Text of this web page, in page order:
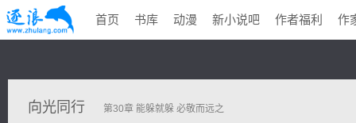
首页 书库 动漫 新小说吧 作者福利 作
向光同行 第30章 能躲就躲 必敬而远之